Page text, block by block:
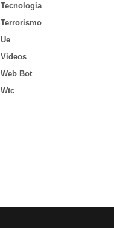
Tecnologia
Terrorismo
Ue
Videos
Web Bot
Wtc